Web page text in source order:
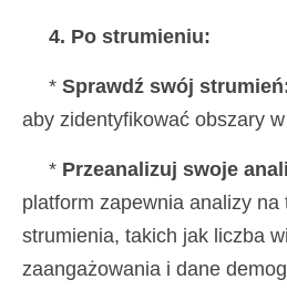
4. Po strumieniu:
* Sprawdź swój
aby zidentyfikować obszary
* Przeanalizuj swoje
platform zapewnia analizy na
strumienia, takich jak liczba
zaangażowania i dane